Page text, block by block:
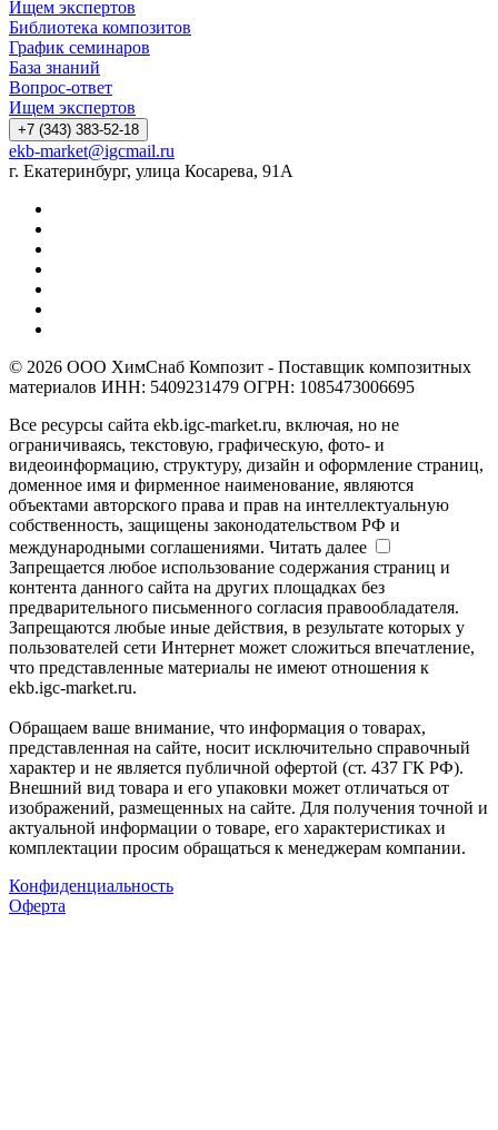
Ищем экспертов
Библиотека композитов
График семинаров
База знаний
Вопрос-ответ
Ищем экспертов
+7 (343) 383-52-18
ekb-market@igcmail.ru
г. Екатеринбург, улица Косарева, 91А
© 2026 ООО ХимСнаб Композит - Поставщик композитных
материалов ИНН: 5409231479 ОГРН: 1085473006695
Все ресурсы сайта ekb.igc-market.ru, включая, но не
ограничиваясь, текстовую, графическую, фото- и
видеоинформацию, структуру, дизайн и оформление страниц,
доменное имя и фирменное наименование, являются
объектами авторского права и прав на интеллектуальную
собственность, защищены законодательством РФ и
международными соглашениями. Читать далее
Запрещается любое использование содержания страниц и
контента данного сайта на других площадках без
предварительного письменного согласия правообладателя.
Запрещаются любые иные действия, в результате которых у
пользователей сети Интернет может сложиться впечатление,
что представленные материалы не имеют отношения к
ekb.igc-market.ru.
Обращаем ваше внимание, что информация о товарах,
представленная на сайте, носит исключительно справочный
характер и не является публичной офертой (ст. 437 ГК РФ).
Внешний вид товара и его упаковки может отличаться от
изображений, размещенных на сайте. Для получения точной и
актуальной информации о товаре, его характеристиках и
комплектации просим обращаться к менеджерам компании.
Конфиденциальность
Оферта